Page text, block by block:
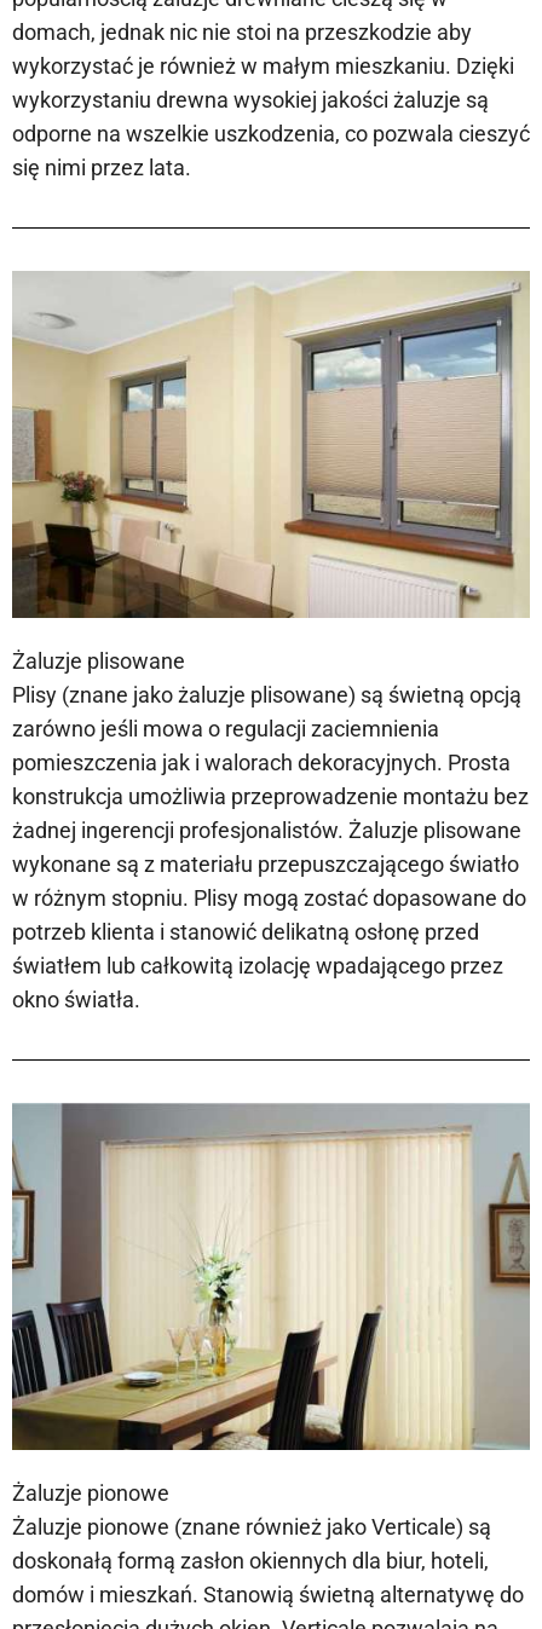
domach, jednak nic nie stoi na przeszkodzie aby
wykorzystać je również w małym mieszkaniu. Dzięki
wykorzystaniu drewna wysokiej jakości żaluzje są
odporne na wszelkie uszkodzenia, co pozwala cieszyć
się nimi przez lata.
Żaluzje plisowane
Plisy (znane jako żaluzje plisowane) są świetną opcją
zarówno jeśli mowa o regulacji zaciemnienia
pomieszczenia jak i walorach dekoracyjnych. Prosta
konstrukcja umożliwia przeprowadzenie montażu bez
żadnej ingerencji profesjonalistów. Żaluzje plisowane
wykonane są z materiału przepuszczającego światło
w różnym stopniu. Plisy mogą zostać dopasowane do
potrzeb klienta i stanowić delikatną osłonę przed
światłem lub całkowitą izolację wpadającego przez
okno światła.
Żaluzje pionowe
Żaluzje pionowe (znane również jako Verticale) są
doskonałą formą zasłon okiennych dla biur, hoteli,
domów i mieszkań. Stanowią świetną alternatywę do